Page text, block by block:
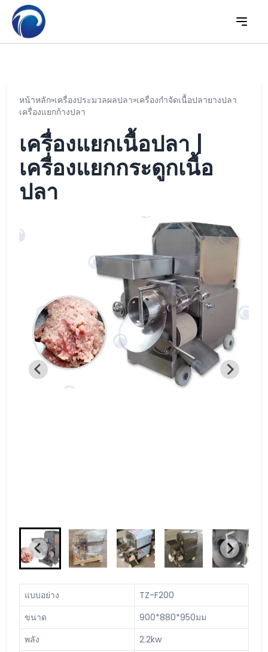
หน้าหลัก»เครื่องประมวลผลปลา»เครื่องกำจัดเนื้อปลายางปลา
เครื่องแยกก้างปลา
เครื่องแยกเนื้อปลา |
เครื่องแยกกระดูกเนื้อ
ปลา
แบบอย่าง
TZ-F200
ขนาด
900*880*950มม
พลัง
2.2kw